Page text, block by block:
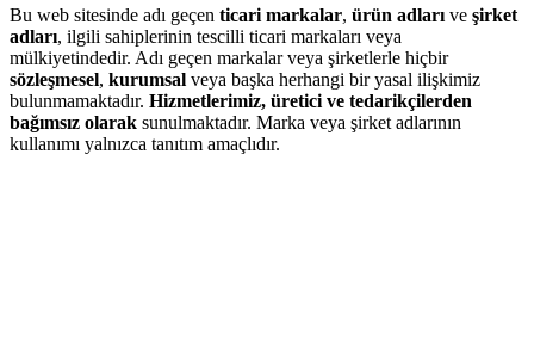
Bu web sitesinde adı geçen ticari markalar, ürün adları ve şirket
adları, ilgili sahiplerinin tescilli ticari markaları veya
mülkiyetindedir. Adı geçen markalar veya şirketlerle hiçbir
sözleşmesel, kurumsal veya başka herhangi bir yasal ilişkimiz
bulunmamaktadır. Hizmetlerimiz, üretici ve tedarikçilerden
bağımsız olarak sunulmaktadır. Marka veya şirket adlarının
kullanımı yalnızca tanıtım amaçlıdır.